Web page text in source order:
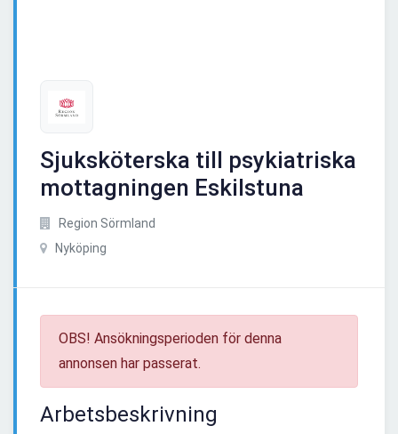
Sjuksköterska till psykiatriska
mottagningen Eskilstuna
Region Sörmland
Nyköping
OBS! Ansökningsperioden för denna
annonsen har passerat.
Arbetsbeskrivning